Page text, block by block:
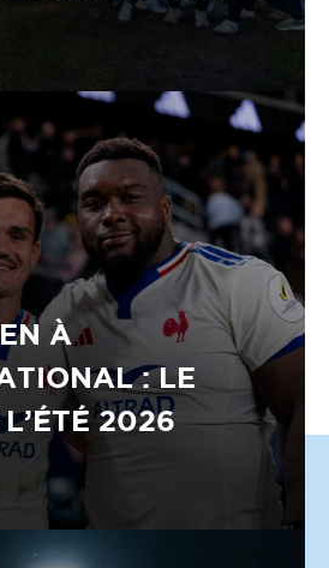
À
: LE
2026